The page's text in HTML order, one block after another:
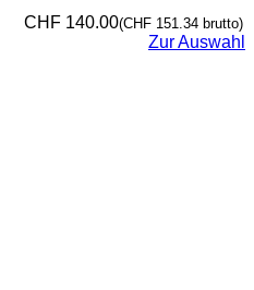
CHF140.00(CHF151.34brutto)
Zur Auswahl